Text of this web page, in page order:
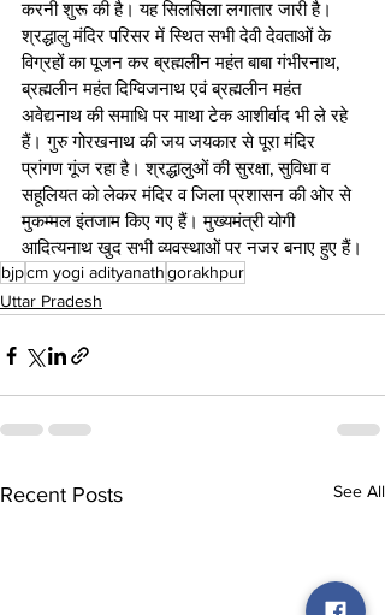
करनी शुरू की है। यह सिलसिला लगातार जारी है।
श्रद्धालु मंदिर परिसर में स्थित सभी देवी देवताओं के
विग्रहों का पूजन कर ब्रह्मलीन महंत बाबा गंभीरनाथ,
ब्रह्मलीन महंत दिग्विजनाथ एवं ब्रह्मलीन महंत
अवेद्यनाथ की समाधि पर माथा टेक आशीर्वाद भी ले रहे
हैं। गुरु गोरखनाथ की जय जयकार से पूरा मंदिर
प्रांगण गूंज रहा है। श्रद्धालुओं की सुरक्षा, सुविधा व
सहूलियत को लेकर मंदिर व जिला प्रशासन की ओर से
मुकम्मल इंतजाम किए गए हैं। मुख्यमंत्री योगी
आदित्यनाथ खुद सभी व्यवस्थाओं पर नजर बनाए हुए हैं।
bjpcm yogi adityanathgorakhpur
Uttar Pradesh
Recent Posts See All